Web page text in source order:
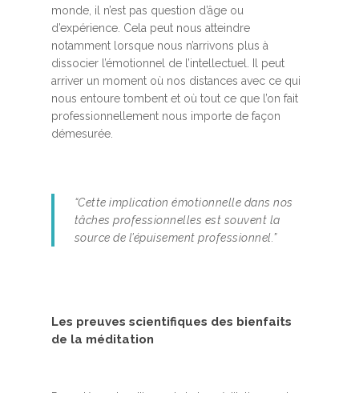
monde, il n’est pas question d’âge ou
d’expérience. Cela peut nous atteindre
notamment lorsque nous n’arrivons plus à
dissocier l’émotionnel de l’intellectuel. Il peut
arriver un moment où nos distances avec ce qui
nous entoure tombent et où tout ce que l’on fait
professionnellement nous importe de façon
démesurée.
“Cette implication émotionnelle dans nos
tâches professionnelles est souvent la
source de l’épuisement professionnel.”
Les preuves scientifiques des bienfaits
de la méditation